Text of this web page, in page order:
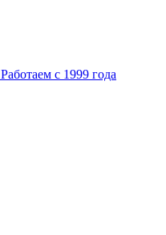
Работаем с 1999 года